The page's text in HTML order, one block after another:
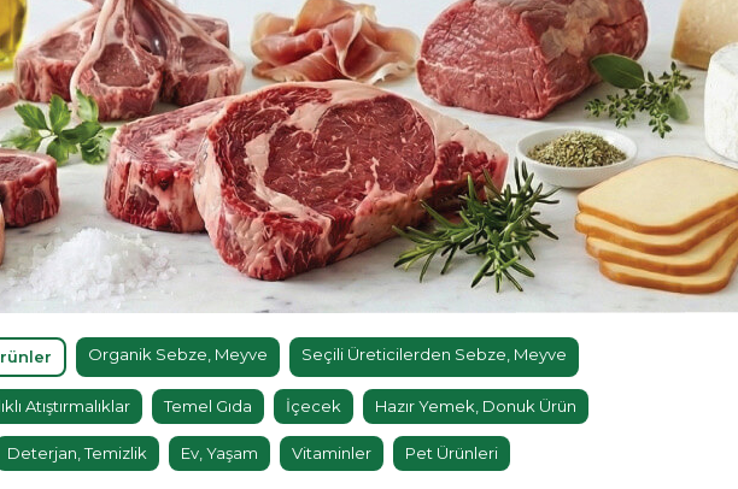
Organik Sebze, Meyve Seçili Üreticilerden Sebze, Meyve
Atıştırmalıklar Temel Gıda İçecek Hazır Yemek, Donuk Ürün
Deterjan, Temizlik Ev, Yaşam Vitaminler Pet Ürünleri